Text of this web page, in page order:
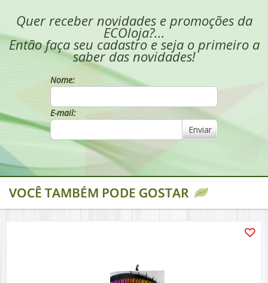
Quer receber novidades e promoções da
ECOloja?...
Então faça seu cadastro e seja o primeiro a
saber das novidades!
Nome:
E-mail:
Enviar
VOCÊ TAMBÉM PODE GOSTAR